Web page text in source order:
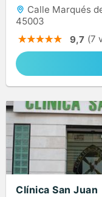
Calle Marqués
45003
9,7 (7
Clínica San Juan